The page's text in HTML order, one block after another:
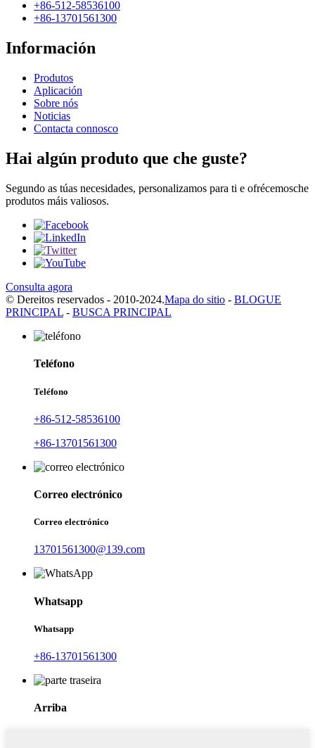
+86-512-58536100
+86-13701561300
Información
Produtos
Aplicación
Sobre nós
Noticias
Contacta connosco
Hai algún produto que che guste?
Segundo as túas necesidades, personalizamos para ti e ofrécemosche
produtos máis valiosos.
Consulta agora
© Dereitos reservados - 2010-2024.Mapa do sitio - BLOGUE
PRINCIPAL - BUSCA PRINCIPAL
Teléfono
Teléfono
+86-512-58536100
+86-13701561300
Correo electrónico
Correo electrónico
13701561300@139.com
Whatsapp
Whatsapp
+86-13701561300
Arriba